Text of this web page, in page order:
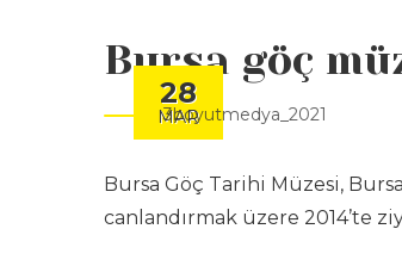
28
MAR
Bursa göç
3boyutmedya_2021
Bursa Göç Tarihi Müzesi,
canlandırmak üzere 2014’te